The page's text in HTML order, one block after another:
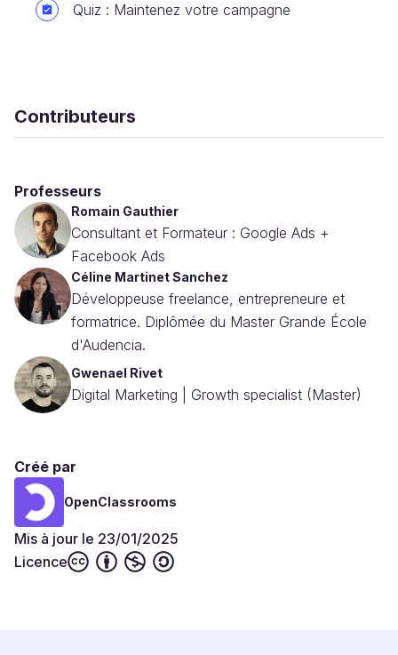
Quiz : Maintenez votre campagne
Contributeurs
Professeurs
Romain Gauthier
Consultant et Formateur : Google Ads +
Facebook Ads
Céline Martinet Sanchez
Développeuse freelance, entrepreneure et
formatrice. Diplômée du Master Grande École
d'Audencia.
Gwenael Rivet
Digital Marketing | Growth specialist (Master)
Créé par
OpenClassrooms
Mis à jour le 23/01/2025
Licence